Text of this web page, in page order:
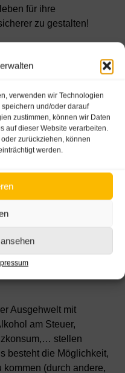
verwenden wir Technologien
und/oder darauf
zustimmen, können wir Daten
auf dieser Website verarbeiten.
zurückziehen, können
werden.
für ihre
zu gestalten!
sie alle
nach Spannung
Für
fixer
Ausgehwelt mit
am Steuer,
stellen
besteht die Möglichkeit,
kommen (durch andere,